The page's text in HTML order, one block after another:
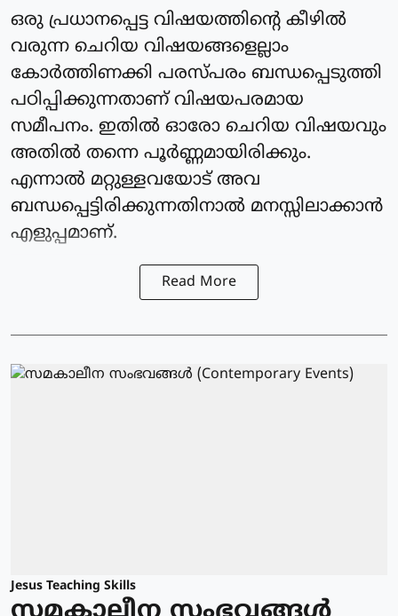
ഒരു പ്രധാനപ്പെട്ട വിഷയത്തിന്റെ കീഴിൽ
വരുന്ന ചെറിയ വിഷയങ്ങളെല്ലാം
കോർത്തിണക്കി പരസ്പരം ബന്ധപ്പെടുത്തി
പഠിപ്പിക്കുന്നതാണ് വിഷയപരമായ
സമീപനം. ഇതിൽ ഓരോ ചെറിയ വിഷയവും
അതിൽ തന്നെ പൂർണ്ണമായിരിക്കും.
എന്നാൽ മറ്റുള്ളവയോട് അവ
ബന്ധപ്പെട്ടിരിക്കുന്നതിനാൽ മനസ്സിലാക്കാൻ
എളുപ്പമാണ്.
Read More
Jesus Teaching Skills